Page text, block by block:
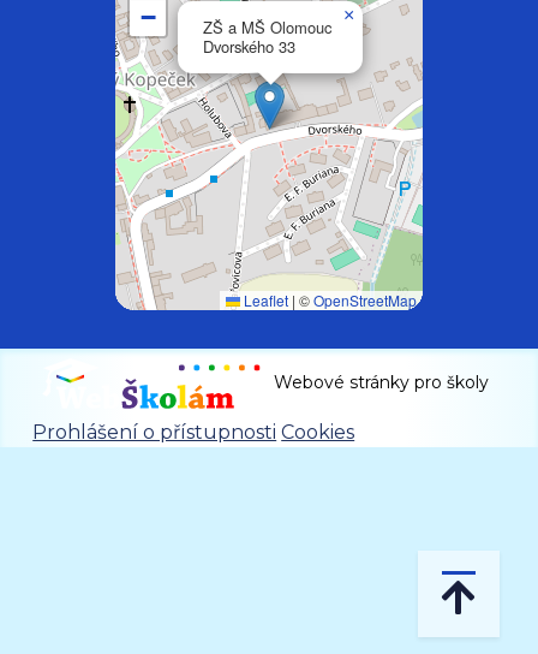
ZŠ a MŠ Olomouc
Dvorského 33
×
−
Leaflet | ©OpenStreetMap
Webové stránky pro školy
Prohlášení o přístupnosti Cookies